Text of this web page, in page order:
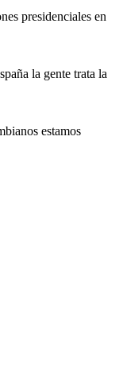
presidenciales en
la gente trata la
estamos